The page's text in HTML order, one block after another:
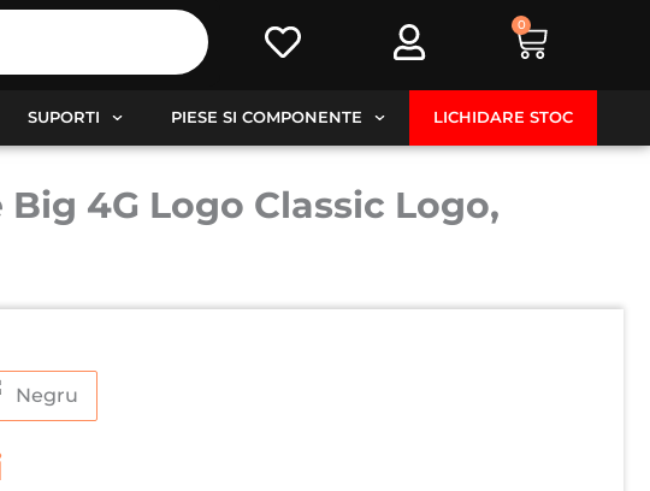
0
Cart
SUPORTI PIESE SI COMPONENTE LICHIDARE STOC
4G Logo Classic Logo,